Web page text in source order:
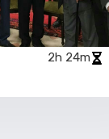
2h 24m​